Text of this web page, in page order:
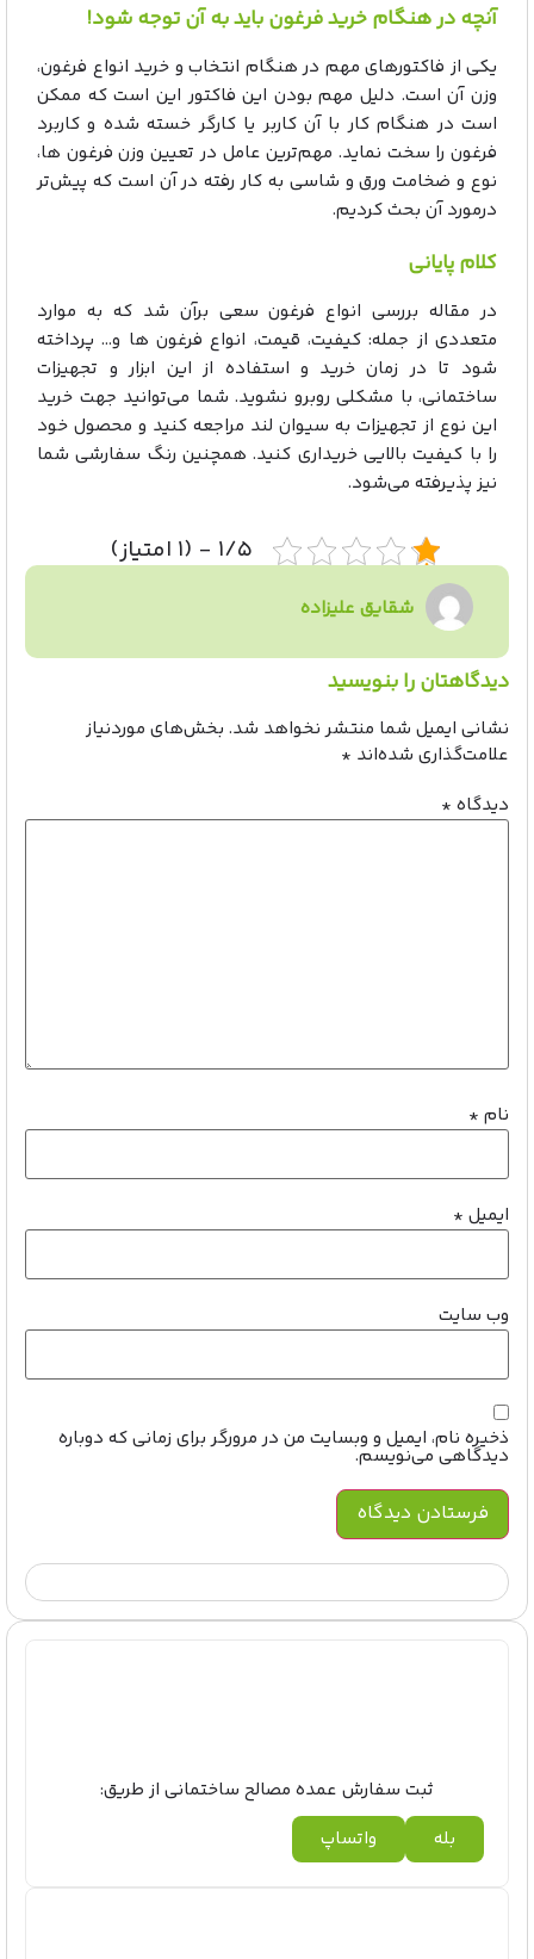
آنچه در هنگام خرید فرغون باید به آن توجه شود!
یکی از فاکتورهای مهم در هنگام انتخاب و خرید انواع فرغون،
وزن آن است. دلیل مهم بودن این فاکتور این است که ممکن
است در هنگام کار با آن کاربر یا کارگر خسته شده و کاربرد
فرغون را سخت نماید. مهم‌ترین عامل در تعیین وزن فرغون ها،
نوع و ضخامت ورق و شاسی به کار رفته در آن است که پیش‌تر
درمورد آن بحث کردیم.
کلام پایانی
در مقاله بررسی انواع فرغون سعی برآن شد که به موارد
متعددی از جمله: کیفیت، قیمت، انواع فرغون ها و… پرداخته
شود تا در زمان خرید و استفاده از این ابزار و تجهیزات
ساختمانی، با مشکلی روبرو نشوید. شما می‌توانید جهت خرید
این نوع از تجهیزات به سیوان لند مراجعه کنید و محصول خود
را با کیفیت بالایی خریداری کنید. همچنین رنگ سفارشی شما
نیز پذیرفته می‌شود.
۱/۵ - (۱ امتیاز)
شقایق علیزاده
دیدگاهتان را بنویسید
نشانی ایمیل شما منتشر نخواهد شد. بخش‌های موردنیاز
علامت‌گذاری شده‌اند *
دیدگاه *
نام *
ایمیل *
وب‌ سایت
ذخیره نام، ایمیل و وبسایت من در مرورگر برای زمانی که دوباره
دیدگاهی می‌نویسم.
ثبت سفارش عمده مصالح ساختمانی از طریق:
بله
واتساپ